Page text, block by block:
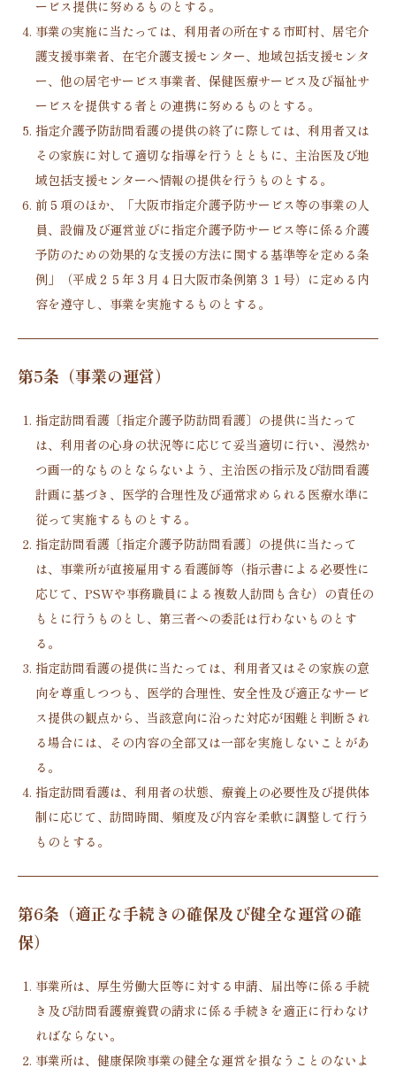
ービス提供に努めるものとする。
事業の実施に当たっては、利用者の所在する市町村、居宅介
護支援事業者、在宅介護支援センター、地域包括支援センタ
ー、他の居宅サービス事業者、保健医療サービス及び福祉サ
ービスを提供する者との連携に努めるものとする。
指定介護予防訪問看護の提供の終了に際しては、利用者又は
その家族に対して適切な指導を行うとともに、主治医及び地
域包括支援センターへ情報の提供を行うものとする。
前５項のほか、「大阪市指定介護予防サービス等の事業の人
員、設備及び運営並びに指定介護予防サービス等に係る介護
予防のための効果的な支援の方法に関する基準等を定める条
例」（平成２５年３月４日大阪市条例第３１号）に定める内
容を遵守し、事業を実施するものとする。
第5条（事業の運営）
指定訪問看護〔指定介護予防訪問看護〕の提供に当たって
は、利用者の心身の状況等に応じて妥当適切に行い、漫然か
つ画一的なものとならないよう、主治医の指示及び訪問看護
計画に基づき、医学的合理性及び通常求められる医療水準に
従って実施するものとする。
指定訪問看護〔指定介護予防訪問看護〕の提供に当たって
は、事業所が直接雇用する看護師等（指示書による必要性に
応じて、PSWや事務職員による複数人訪問も含む）の責任の
もとに行うものとし、第三者への委託は行わないものとす
る。
指定訪問看護の提供に当たっては、利用者又はその家族の意
向を尊重しつつも、医学的合理性、安全性及び適正なサービ
ス提供の観点から、当該意向に沿った対応が困難と判断され
る場合には、その内容の全部又は一部を実施しないことがあ
る。
指定訪問看護は、利用者の状態、療養上の必要性及び提供体
制に応じて、訪問時間、頻度及び内容を柔軟に調整して行う
ものとする。
第6条（適正な手続きの確保及び健全な運営の確
保）
事業所は、厚生労働大臣等に対する申請、届出等に係る手続
き及び訪問看護療養費の請求に係る手続きを適正に行わなけ
ればならない。
事業所は、健康保険事業の健全な運営を損なうことのないよ